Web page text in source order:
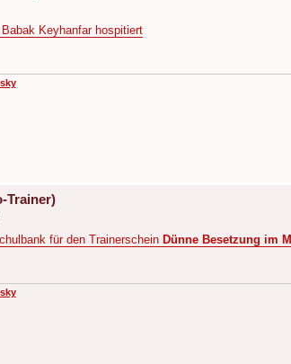
Keyhanfar hospitiert
Trainer)
für den Trainerschein Dünne Besetzung im